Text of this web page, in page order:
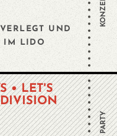
UND
IM LIDO
KONZERT
• LET'S
PARTY